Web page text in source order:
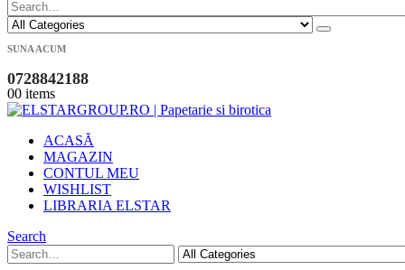
SUNA ACUM
0728842188
00 items
ACASĂ
MAGAZIN
CONTUL MEU
WISHLIST
LIBRARIA ELSTAR
Search